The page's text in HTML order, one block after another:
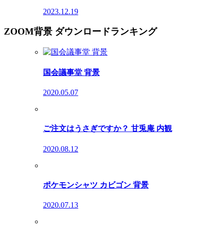
2023.12.19
ZOOM背景 ダウンロードランキング
国会議事堂 背景
2020.05.07
ご注文はうさぎですか？ 甘兎庵 内観
2020.08.12
ポケモンシャツ カビゴン 背景
2020.07.13